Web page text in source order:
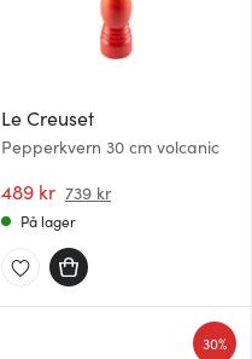
Le Creuset
Pepperkvern 30 cm volcanic
489 kr 739 kr
På lager
30%